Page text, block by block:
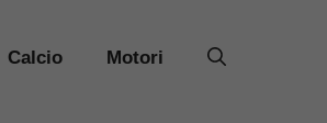
Calcio Motori